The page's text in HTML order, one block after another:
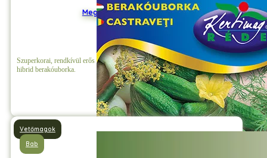
Megyer F1 Berakóuborka
Szuperkorai, rendkívül erős növekedésű, túlnyomóan nővirágú, ellenálló
hibrid berakóuborka.
Részletek
Vetőmagok
Bab